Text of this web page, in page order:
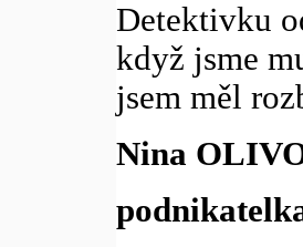
Detektivku
když jsme
jsem měl
Nina